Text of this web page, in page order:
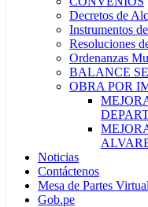
Decretos de
Instrumentos
Resoluciones
Ordenanzas
BALANCE
OBRA POR
Noticias
Contáctenos
Mesa de Partes Virtual
Gob.pe